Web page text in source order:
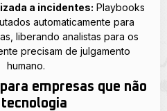
a incidentes: Playbooks
automaticamente para
liberando analistas para os
precisam de julgamento
humano.
empresas que não
tecnologia